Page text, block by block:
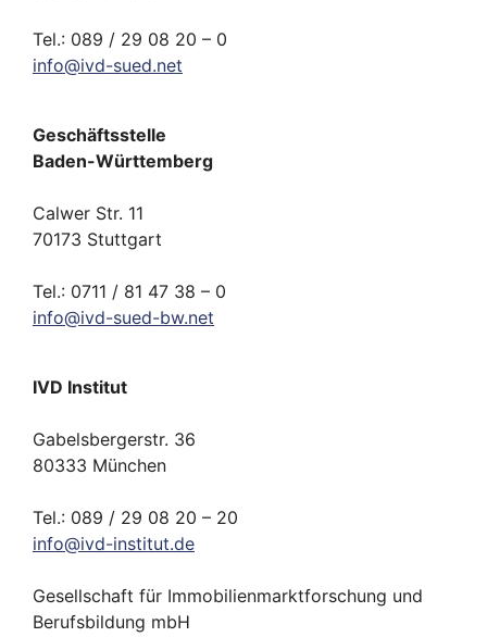
Tel.: 089 / 29 08 20 – 0
info@ivd-sued.net
Geschäftsstelle
Baden-Württemberg
Calwer Str. 11
70173 Stuttgart
Tel.: 0711 / 81 47 38 – 0
info@ivd-sued-bw.net
IVD Institut
Gabelsbergerstr. 36
80333 München
Tel.: 089 / 29 08 20 – 20
info@ivd-institut.de
Gesellschaft für Immobilienmarktforschung und
Berufsbildung mbH